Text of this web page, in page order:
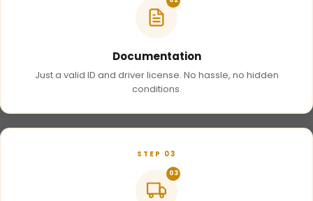
Documentation
Just a valid ID and driver license. No hassle, no hidden
conditions.
STEP 03
03